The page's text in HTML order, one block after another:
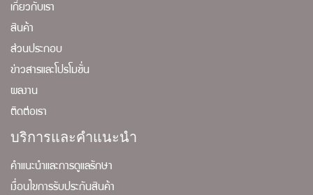
เกี่ยวกับเรา
สินค้า
ส่วนประกอบ
ข่าวสารและโปรโมชั่น
ผลงาน
ติดต่อเรา
บริการและคำแนะนำ
คำแนะนำและการดูแลรักษา
เงื่อนไขการรับประกันสินค้า